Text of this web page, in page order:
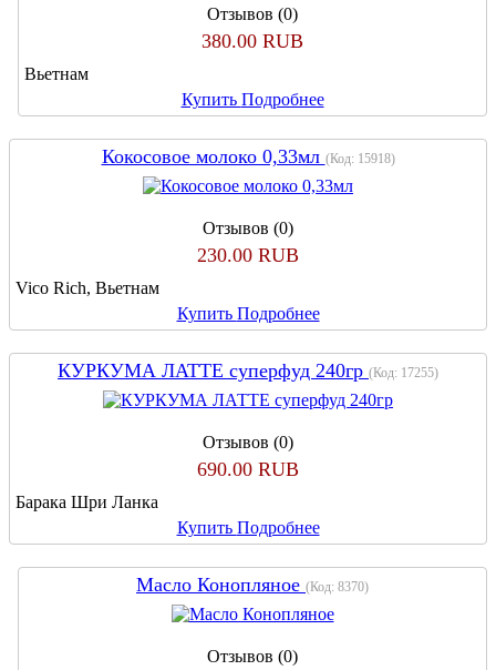
Отзывов (0)
380.00 RUB
Вьетнам
Купить Подробнее
Кокосовое молоко 0,33мл (Код: 15918)
Отзывов (0)
230.00 RUB
Vico Rich, Вьетнам
Купить Подробнее
КУРКУМА ЛАТТЕ суперфуд 240гр (Код: 17255)
Отзывов (0)
690.00 RUB
Барака Шри Ланка
Купить Подробнее
Масло Конопляное (Код: 8370)
Отзывов (0)